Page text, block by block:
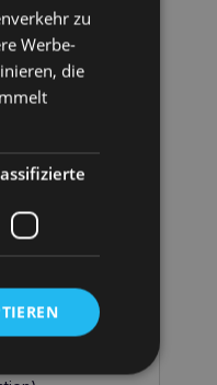
B6 und
der Gesundheit
zu
Werbe-
die